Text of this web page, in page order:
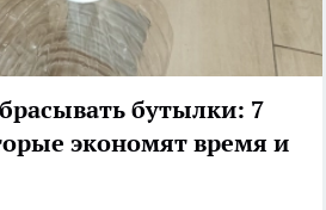
бутылки: 7
экономят время и